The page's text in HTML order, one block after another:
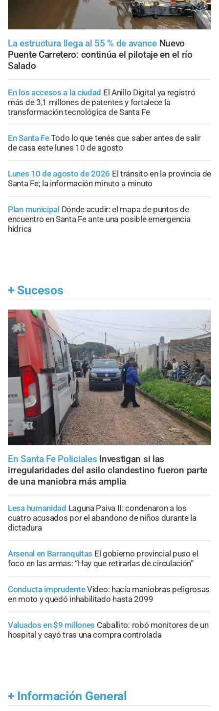
La estructura llega al 55 % de avance Nuevo
Puente Carretero: continúa el pilotaje en el río
Salado
En los accesos a la ciudad El Anillo Digital ya registró
más de 3,1 millones de patentes y fortalece la
transformación tecnológica de Santa Fe
En Santa FeTodo lo que tenés que saber antes de salir
de casa este lunes 10 de agosto
Lunes 10 de agosto de 2026 El tránsito en la provincia de
Santa Fe; la información minuto a minuto
Plan municipal Dónde acudir: el mapa de puntos de
encuentro en Santa Fe ante una posible emergencia
hídrica
+ Sucesos
En Santa Fe Policiales Investigan si las
irregularidades del asilo clandestino fueron parte
de una maniobra más amplia
Lesa humanidad Laguna Paiva II: condenaron a los
cuatro acusados por el abandono de niños durante la
dictadura
Arsenal en Barranquitas El gobierno provincial puso el
foco en las armas: “Hay que retirarlas de circulación”
Conducta imprudenteVideo: hacía maniobras peligrosas
en moto y quedó inhabilitado hasta 2099
Valuados en $9 millones Caballito: robó monitores de un
hospital y cayó tras una compra controlada
+ Información General